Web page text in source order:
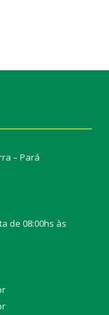
– Pará
de 08:00hs às